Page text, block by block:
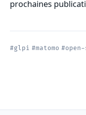
prochaines
#glpi #matomo